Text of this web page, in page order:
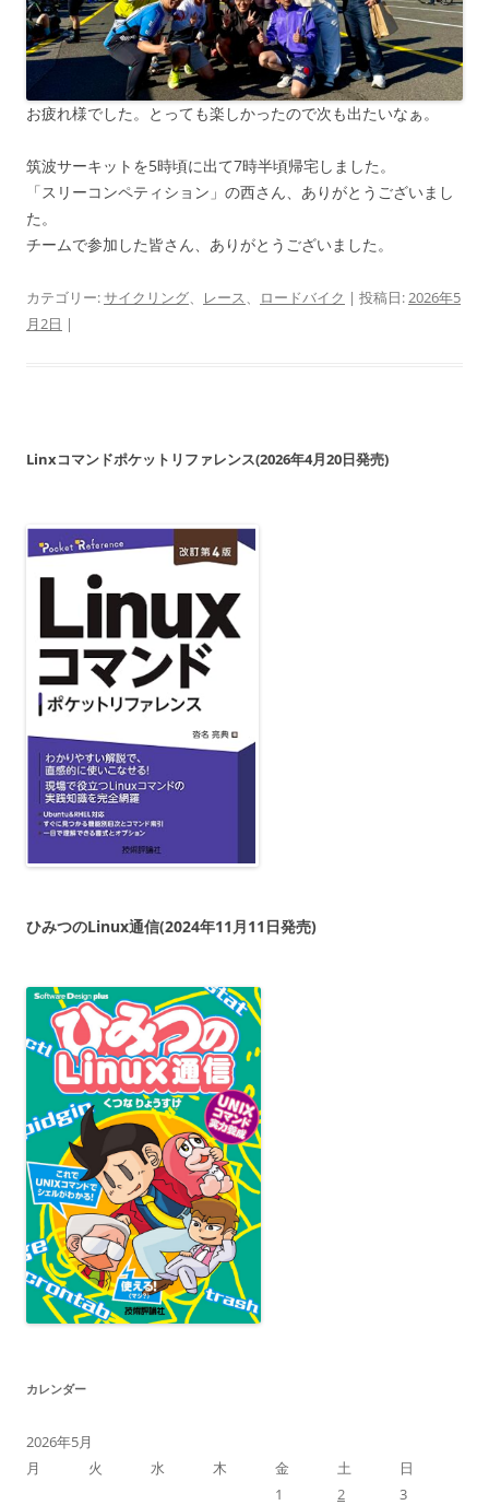
お疲れ様でした。とっても楽しかったので次も出たいなぁ。
筑波サーキットを5時頃に出て7時半頃帰宅しました。
「スリーコンペティション」の西さん、ありがとうございまし
た。
チームで参加した皆さん、ありがとうございました。
カテゴリー:サイクリング、 レース、 ロードバイク | 投稿日:2026年5
月2日 |
Linxコマンドポケットリファレンス(2026年4月20日発売)
ひみつのLinux通信(2024年11月11日発売)
カレンダー
2026年5月
月
火 水 木 金 土
日
1
2
3